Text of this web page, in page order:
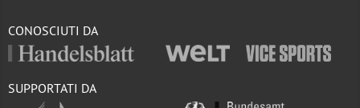
CONOSCIUTI DA
SUPPORTATI DA